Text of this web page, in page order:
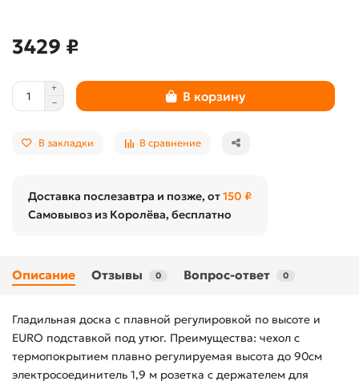
3429 ₽
В корзину
В закладки В сравнение
Доставка послезавтра и позже, от150 ₽
Самовывоз из Королёва, бесплатно
Описание Отзывы 0 Вопрос-ответ 0
Гладильная доска с плавной регулировкой по высоте и
EURO подставкой под утюг. Преимущества: чехол с
термопокрытием плавно регулируемая высота до 90см
электросоединитель 1,9 м розетка с держателем для